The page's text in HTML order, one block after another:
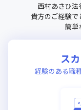
西村あさひ
貴方のご経験で
簡単
ス
経験のある職